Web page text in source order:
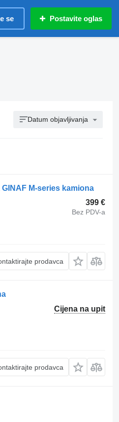
se Postavite oglas
Datum objavljivanja
M-series kamiona
399 €
Bez PDV-a
prodavca
Cijena na upit
prodavca